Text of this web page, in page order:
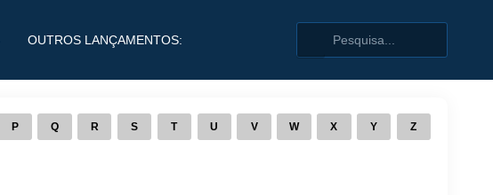
OUTROS LANÇAMENTOS:
P Q R S T U V W X Y Z